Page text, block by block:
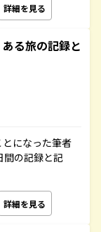
詳細を見る
る旅の記録と
になった筆者
間の記録と記
詳細を見る